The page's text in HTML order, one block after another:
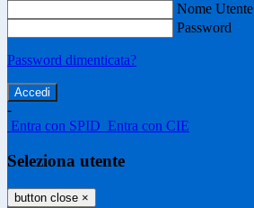
Nome Utente
Password
Password dimenticata?
-
Entra con SPID Entra con CIE
Seleziona utente
button close ×